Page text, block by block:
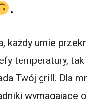
.
każdy umie
temperatury, tak
Twój grill. Dla
wymagające